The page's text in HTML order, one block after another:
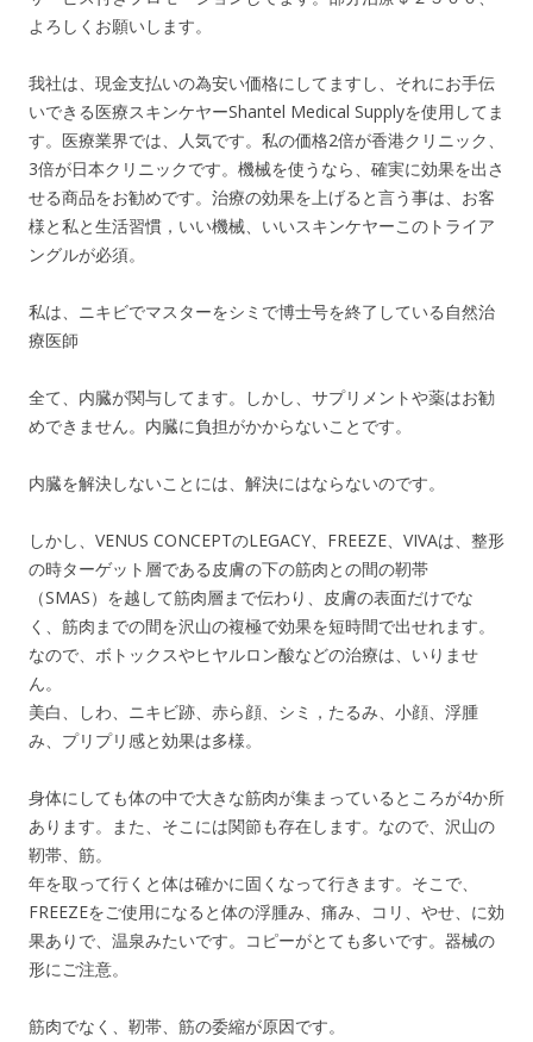
よろしくお願いします。
我社は、現金支払いの為安い価格にしてますし、それにお手伝
いできる医療スキンケヤーShantel Medical Supplyを使用してま
す。医療業界では、人気です。私の価格2倍が香港クリニック、
3倍が日本クリニックです。機械を使うなら、確実に効果を出さ
せる商品をお勧めです。治療の効果を上げると言う事は、お客
様と私と生活習慣，いい機械、いいスキンケヤーこのトライア
ングルが必須。
私は、ニキビでマスターをシミで博士号を終了している自然治
療医師
全て、内臓が関与してます。しかし、サプリメントや薬はお勧
めできません。内臓に負担がかからないことです。
内臓を解決しないことには、解決にはならないのです。
しかし、VENUS CONCEPTのLEGACY、FREEZE、VIVAは、整形
の時ターゲット層である皮膚の下の筋肉との間の靭帯
（SMAS）を越して筋肉層まで伝わり、皮膚の表面だけでな
く、筋肉までの間を沢山の複極で効果を短時間で出せれます。
なので、ボトックスやヒヤルロン酸などの治療は、いりませ
ん。
美白、しわ、ニキビ跡、赤ら顔、シミ，たるみ、小顔、浮腫
み、プリプリ感と効果は多様。
身体にしても体の中で大きな筋肉が集まっているところが4か所
あります。また、そこには関節も存在します。なので、沢山の
靭帯、筋。
年を取って行くと体は確かに固くなって行きます。そこで、
FREEZEをご使用になると体の浮腫み、痛み、コリ、やせ、に効
果ありで、温泉みたいです。コピーがとても多いです。器械の
形にご注意。
筋肉でなく、靭帯、筋の委縮が原因です。